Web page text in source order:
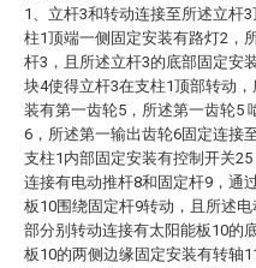
1、立杆3和转动连接至所述立杆
柱1顶端一侧固定安装有路灯2，
杆3，且所述立杆3的底部固定安
块4使得立杆3在支柱1顶部转动
装有第一齿轮5，所述第一齿轮5
6，所述第一输出齿轮6固定连接
支柱1内部固定安装有控制开关
连接有电动推杆8和固定杆9，通
板10围绕固定杆9转动，且所述
部分别转动连接有太阳能板10的
板10的两侧边缘固定安装有转轴